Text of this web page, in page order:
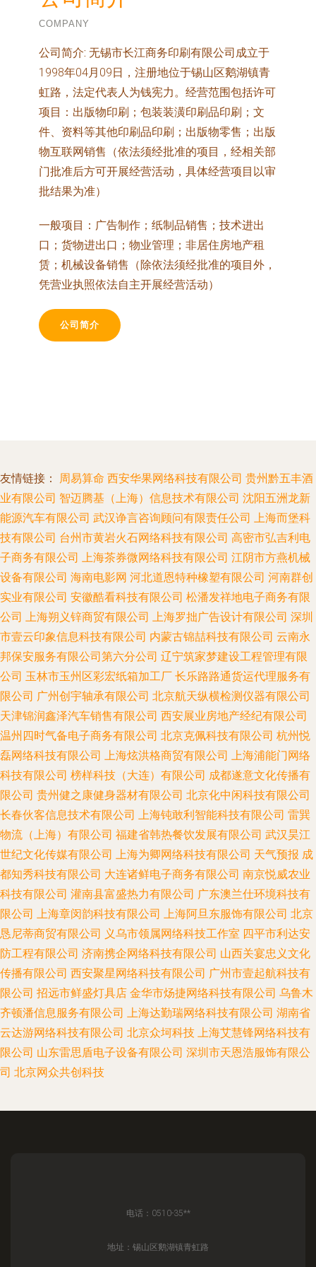
COMPANY
公司简介: 无锡市长江商务印刷有限公司成立于
1998年04月09日，注册地位于锡山区鹅湖镇青
虹路，法定代表人为钱宪力。经营范围包括许可
项目：出版物印刷；包装装潢印刷品印刷；文
件、资料等其他印刷品印刷；出版物零售；出版
物互联网销售（依法须经批准的项目，经相关部
门批准后方可开展经营活动，具体经营项目以审
批结果为准）
一般项目：广告制作；纸制品销售；技术进出
口；货物进出口；物业管理；非居住房地产租
赁；机械设备销售（除依法须经批准的项目外，
凭营业执照依法自主开展经营活动）
公司简介
友情链接： 周易算命 西安华果网络科技有限公司 贵州黔五丰酒
业有限公司 智迈腾基（上海）信息技术有限公司 沈阳五洲龙新
能源汽车有限公司 武汉诤言咨询顾问有限责任公司
上海而堡科
技有限公司 台州市黄岩火石网络科技有限公司 高密市弘吉利电
子商务有限公司
上海茶券微网络科技有限公司 江阴市方燕机械
设备有限公司 海南电影网 河北道恩特种橡塑有限公司 河南群创
实业有限公司 安徽酷看科技有限公司 松潘发祥地电子商务有限
公司
上海朔义锌商贸有限公司 上海罗拙广告设计有限公司 深圳
市壹云印象信息科技有限公司 内蒙古锦喆科技有限公司 云南永
邦保安服务有限公司第六分公司 辽宁筑家梦建设工程管理有限
公司 玉林市玉州区彩宏纸箱加工厂 长乐路路通货运代理服务有
限公司 广州创宇轴承有限公司 北京航天纵横检测仪器有限公司
天津锦润鑫泽汽车销售有限公司 西安展业房地产经纪有限公司
温州四时气备电子商务有限公司 北京克佩科技有限公司 杭州悦
磊网络科技有限公司
上海炫洪格商贸有限公司
上海浦能门网络
科技有限公司 榜样科技（大连）有限公司 成都遂意文化传播有
限公司 贵州健之康健身器材有限公司 北京化中闲科技有限公司
长春伙客信息技术有限公司
上海钝敢利智能科技有限公司 雷巽
物流（上海）有限公司 福建省韩热餐饮发展有限公司 武汉昊江
世纪文化传媒有限公司
上海为卿网络科技有限公司 天气预报 成
都知秀科技有限公司 大连诸鲜电子商务有限公司 南京悦威农业
科技有限公司 灌南县富盛热力有限公司 广东澳兰仕环境科技有
限公司
上海章闵韵科技有限公司 上海阿旦东服饰有限公司 北京
恳尼蒂商贸有限公司 义乌市领属网络科技工作室 四平市利达安
防工程有限公司 济南携企网络科技有限公司 山西关宴忠义文化
传播有限公司 西安聚星网络科技有限公司 广州市壹起航科技有
限公司 招远市鲜盛灯具店 金华市炀捷网络科技有限公司 乌鲁木
齐顿潘信息服务有限公司
上海达勤瑞网络科技有限公司 湖南省
云达游网络科技有限公司 北京众坷科技
上海艾慧锋网络科技有
限公司 山东雷思盾电子设备有限公司 深圳市天恩浩服饰有限公
司 北京网众共创科技
电话：0510-35**
地址：锡山区鹅湖镇青虹路